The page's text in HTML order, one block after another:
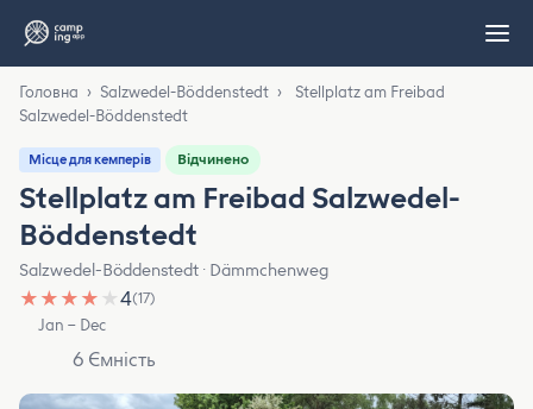
Головна › Salzwedel-Böddenstedt ›
Stellplatz am Freibad
Salzwedel-Böddenstedt
Місце для кемперів Відчинено
Stellplatz am Freibad Salzwedel-
Böddenstedt
Salzwedel-Böddenstedt · Dämmchenweg
★ ★ ★ ★ ★4(17)
Jan – Dec
6 Ємність